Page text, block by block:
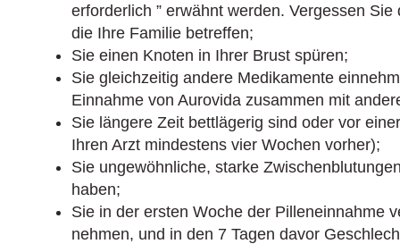
erforderlich ” erwähnt werden. Vergessen
die Ihre Familie betreffen;
Sie einen Knoten in Ihrer Brust spüren;
Sie gleichzeitig andere Medikamente
Einnahme von Aurovida zusammen mit
Sie längere Zeit bettlägerig sind oder vor
Ihren Arzt mindestens vier Wochen vorher);
Sie ungewöhnliche, starke
haben;
Sie in der ersten Woche der Pilleneinnahme
nehmen, und in den 7 Tagen davor